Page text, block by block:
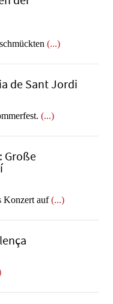
(...)
de Sant Jordi
(...)
Große
Konzert auf(...)